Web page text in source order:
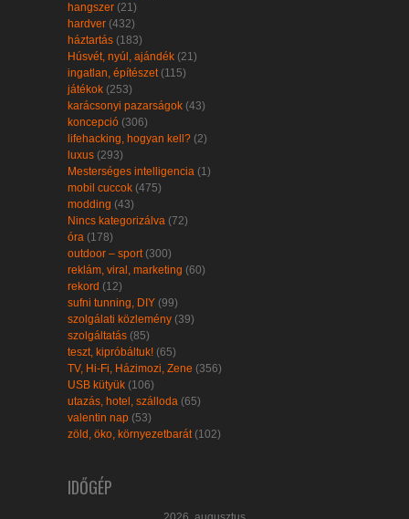
hangszer (21)
hardver (432)
háztartás (183)
Húsvét, nyúl, ajándék (21)
ingatlan, építészet(115)
játékok (253)
karácsonyi pazarságok (43)
koncepció (306)
lifehacking, hogyan kell? (2)
luxus (293)
Mesterséges intelligencia (1)
mobil cuccok (475)
modding (43)
Nincs kategorizálva (72)
óra (178)
outdoor – sport(300)
reklám, viral, marketing (60)
rekord (12)
sufni tunning, DIY (99)
szolgálati közlemény (39)
szolgáltatás (85)
teszt, kipróbáltuk! (65)
TV, Hi-Fi, Házimozi, Zene (356)
USB kütyük (106)
utazás, hotel, szálloda (65)
valentin nap (53)
zöld, öko, környezetbarát(102)
IDŐGÉP